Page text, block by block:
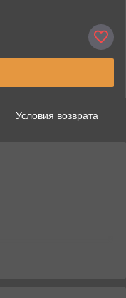
Условия возврата